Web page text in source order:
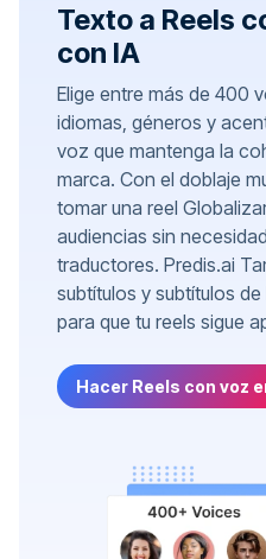
Texto a Reels
con IA
Elige entre más de 400
idiomas, géneros y
voz que mantenga la
marca. Con el doblaje
tomar una reel
audiencias sin
traductores. Predis.ai
subtítulos y subtítulos
para que tu reels sigue
Hacer Reels con voz